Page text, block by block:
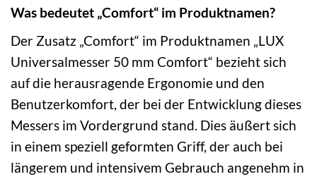
Was bedeutet „Comfort“ im Produktnamen?
Der Zusatz „Comfort“ im Produktnamen „LUX
Universalmesser 50 mm Comfort“ bezieht sich
auf die herausragende Ergonomie und den
Benutzerkomfort, der bei der Entwicklung dieses
Messers im Vordergrund stand. Dies äußert sich
in einem speziell geformten Griff, der auch bei
längerem und intensivem Gebrauch angenehm in